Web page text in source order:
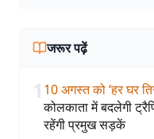
जरूर पढ़ें
1 10 अगस्त को ‘हर घर
कोलकाता में बदलेगी
रहेंगी प्रमुख सड़कें